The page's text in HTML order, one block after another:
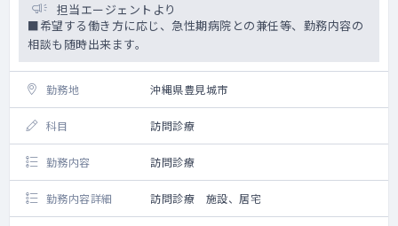
担当エージェントより
■希望する働き方に応じ、急性期病院との兼任等、勤務内容の
相談も随時出来ます。
勤務地 沖縄県豊見城市
科目 訪問診療
勤務内容 訪問診療
勤務内容詳細 訪問診療 施設、居宅